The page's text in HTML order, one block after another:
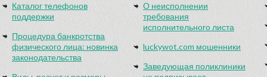
Каталог телефонов
поддержки
Процедура банкротства
физического лица: новинка
законодательства
О неисполнении
требования
исполнительного листа
luckywot.com мошенники
Заведующая поликлиники